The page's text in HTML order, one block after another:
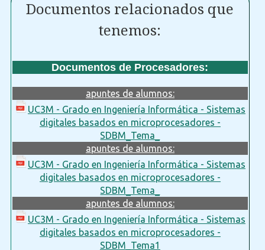
Documentos relacionados que
tenemos:
Documentos de Procesadores:
apuntes de alumnos:
UC3M - Grado en Ingeniería Informática - Sistemas
digitales basados en microprocesadores -
SDBM_Tema_
apuntes de alumnos:
UC3M - Grado en Ingeniería Informática - Sistemas
digitales basados en microprocesadores -
SDBM_Tema_
apuntes de alumnos:
UC3M - Grado en Ingeniería Informática - Sistemas
digitales basados en microprocesadores -
SDBM_Tema1